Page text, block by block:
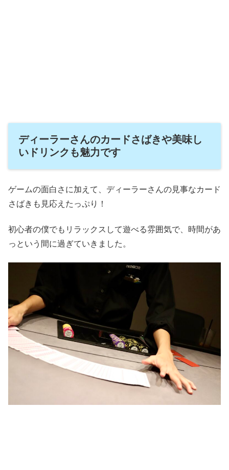
ディーラーさんのカードさばきや美味し
いドリンクも魅力です
ゲームの面白さに加えて、ディーラーさんの見事なカード
さばきも見応えたっぷり！
初心者の僕でもリラックスして遊べる雰囲気で、時間があ
っという間に過ぎていきました。